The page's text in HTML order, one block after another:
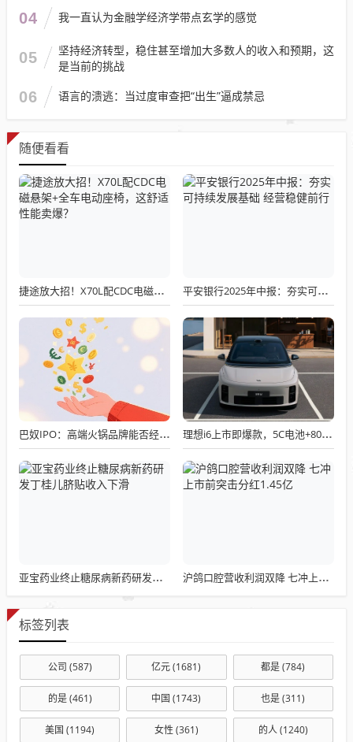
04 我一直认为金融学经济学带点玄学的感觉
05
坚持经济转型，稳住甚至增加大多数人的收入和预期，这
是当前的挑战
06 语言的溃逃：当过度审查把“出生”逼成禁忌
随便看看
捷途放大招！X70L配CDC电磁悬架+全车电动座椅，这舒适性能卖爆？ 平安银行2025年中报：夯实可持续发展基础 经营稳健前行
巴奴IPO：高端火锅品牌能否经得起资本市场的考验？ 理想i6上市即爆款，5C电池+800V平台，充电10分钟续航500km
亚宝药业终止糖尿病新药研发丁桂儿脐贴收入下滑 沪鸽口腔营收利润双降 七冲上市前突击分红1.45亿
标签列表
公司 (587) 亿元(1681) 都是(784)
的是(461) 中国 (1743) 也是(311)
美国 (1194) 女性 (361) 的人(1240)